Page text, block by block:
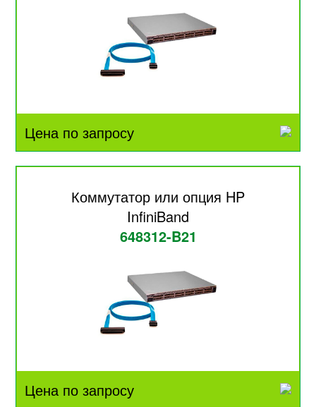
Цена по запросу
Коммутатор или опция HP
InfiniBand
648312-B21
Цена по запросу